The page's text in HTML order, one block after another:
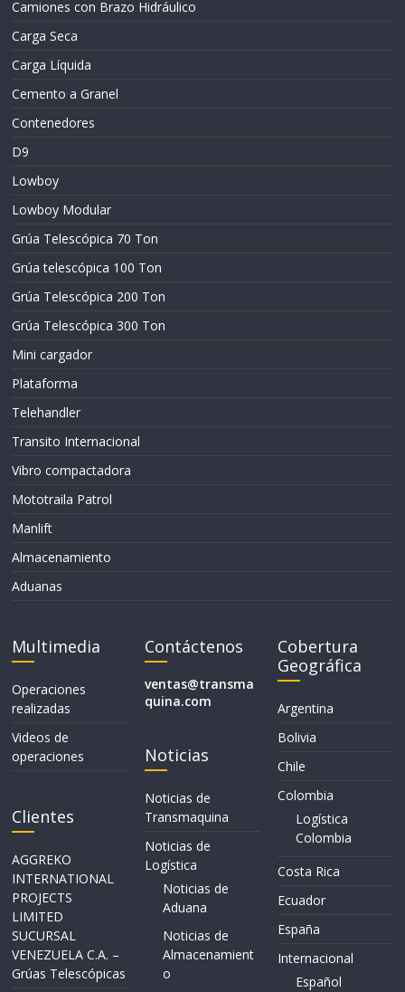
Camiones con Brazo Hidráulico
Carga Seca
Carga Líquida
Cemento a Granel
Contenedores
D9
Lowboy
Lowboy Modular
Grúa Telescópica 70 Ton
Grúa telescópica 100 Ton
Grúa Telescópica 200 Ton
Grúa Telescópica 300 Ton
Mini cargador
Plataforma
Telehandler
Transito Internacional
Vibro compactadora
Mototraila Patrol
Manlift
Almacenamiento
Aduanas
Multimedia
Operaciones
realizadas
Videos de
operaciones
Clientes
AGGREKO
INTERNATIONAL
PROJECTS
LIMITED
SUCURSAL
VENEZUELA C.A. –
Grúas Telescópicas
Contáctenos
ventas@transma
quina.com
Noticias
Noticias de
Transmaquina
Noticias de
Logística
Noticias de
Aduana
Noticias de
Almacenamient
o
Cobertura
Geográfica
Argentina
Bolivia
Chile
Colombia
Logística
Colombia
Costa Rica
Ecuador
España
Internacional
Español